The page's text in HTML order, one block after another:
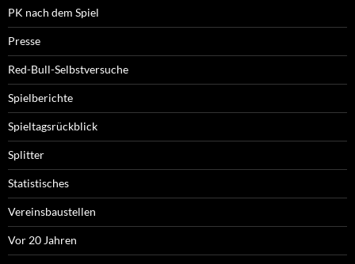
PK nach dem Spiel
Presse
Red-Bull-Selbstversuche
Spielberichte
Spieltagsrückblick
Splitter
Statistisches
Vereinsbaustellen
Vor 20 Jahren